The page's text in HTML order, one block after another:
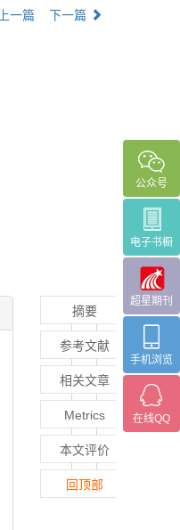
上一篇 下一篇
摘要
参考文献
相关文章
Metrics
本文评价
回顶部
公众号
电子书橱
超星期刊
手机浏览
在线QQ